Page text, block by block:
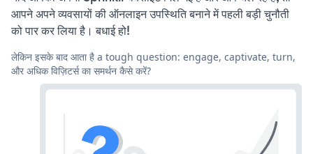
आपने अपने व्यवसायों की ऑनलाइन उपस्थिति बनाने में पहली बड़ी चुनौती
को पार कर लिया है। बधाई हो!
लेकिन इसके बाद आता है a tough question: engage, captivate, turn,
और अधिक विज़िटर्स का समर्थन कैसे करें?